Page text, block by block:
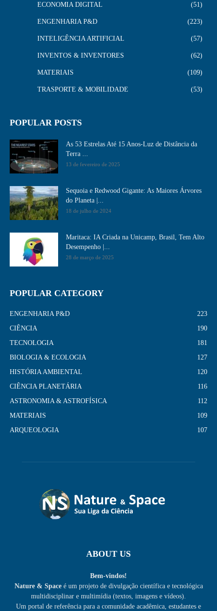
ECONOMIA DIGITAL 51
ENGENHARIA P&D 223
INTELIGÊNCIA ARTIFICIAL 57
INVENTOS & INVENTORES 62
MATERIAIS 109
TRASPORTE & MOBILIDADE 53
POPULAR POSTS
As 53 Estrelas Até 15 Anos-Luz de Distância da
Terra ...
13 de fevereiro de 2025
Sequoia e Redwood Gigante: As Maiores Árvores
do Planeta |...
18 de julho de 2024
Maritaca: IA Criada na Unicamp, Brasil, Tem Alto
Desempenho​ |...
28 de março de 2025
POPULAR CATEGORY
ENGENHARIA P&D
223
CIÊNCIA
190
TECNOLOGIA
181
BIOLOGIA & ECOLOGIA
127
HISTÓRIA AMBIENTAL
120
CIÊNCIA PLANETÁRIA
116
ASTRONOMIA & ASTROFÍSICA
112
MATERIAIS
109
ARQUEOLOGIA
107
ABOUT US
Bem-vindos!
Nature & Spaceé um projeto de divulgação científica e tecnológica
multidisciplinar e multimídia (textos, imagens e vídeos).
Um portal de referência para a comunidade acadêmica, estudantes e